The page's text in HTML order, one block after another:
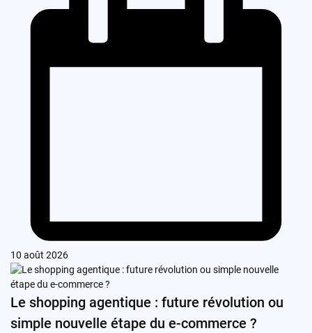
10 août 2026
Le shopping agentique : future révolution ou
simple nouvelle étape du e-commerce ?